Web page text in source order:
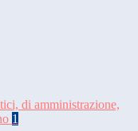
di amministrazione,
1